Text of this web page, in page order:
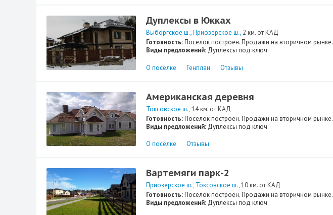
Дуплексы в Юкках
Выборгское ш. Приозерское ш. 2 км. от КАД
Готовность:Поселок построен. Продажи на вторичном рынке.
Виды предложений: Дуплексы под ключ
О посёлке Генплан Отзывы
Американская деревня
Токсовское ш. 14 км. от КАД
Готовность:Поселок построен. Продажи на вторичном рынке.
Виды предложений: Дуплексы под ключ
О посёлке Отзывы
Вартемяги парк-2
Приозерское ш. Токсовское ш. 10 км. от КАД
Готовность:Поселок построен. Продажи на вторичном рынке.
Виды предложений: Дуплексы под ключ